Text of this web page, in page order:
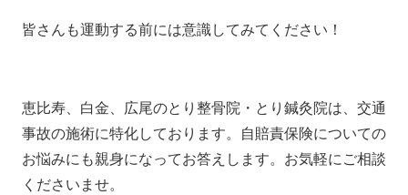
皆さんも運動する前には意識してみてください！
恵比寿、白金、広尾のとり整骨院・とり鍼灸院は、交通
事故の施術に特化しております。自賠責保険についての
お悩みにも親身になってお答えします。お気軽にご相談
くださいませ。